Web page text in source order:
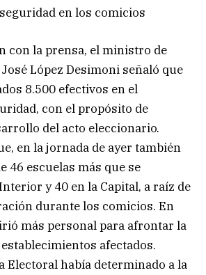
en los comicios
con la prensa, el ministro de
López Desimoni señaló que
8.500 efectivos en el
con el propósito de
del acto eleccionario.
en la jornada de ayer también
46 escuelas más que se
y 40 en la Capital, a raíz de
durante los comicios. En
más personal para afrontar la
afectados.
Electoral había determinado a la